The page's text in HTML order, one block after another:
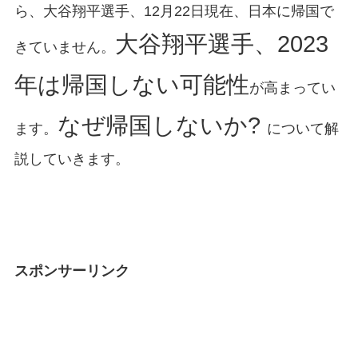
ら、大谷翔平選手、12月22日現在、日本に帰国で
きていません。
大谷翔平選手、2023
年は帰国しない可能性が高まってい
ます。 なぜ帰国しないか? について解
説していきます。
スポンサーリンク